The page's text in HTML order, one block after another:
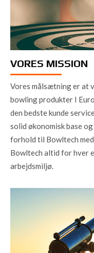
VORES MISSION
Vores målsætning er at
bowling produkter I
den bedste kunde
solid økonomisk base
forhold til Bowltech
Bowltech altid for hver
arbejdsmiljø.